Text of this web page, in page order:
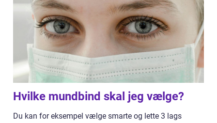
Hvilke mundbind skal jeg vælge?
Du kan for eksempel vælge smarte og lette 3 lags